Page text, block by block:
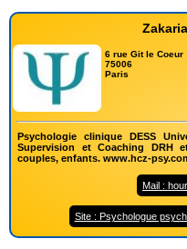
6 rue Git le Coeur
75006
Paris
Psychologie clinique DESS
Supervision et Coaching DRH
couples, enfants. www.hcz-
Mail :
Site : Psychologue